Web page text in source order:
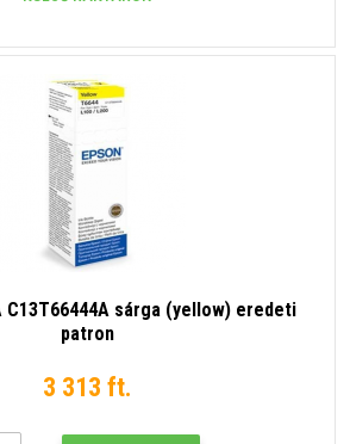
C13T66444A sárga (yellow) eredeti
patron
3 313 ft.